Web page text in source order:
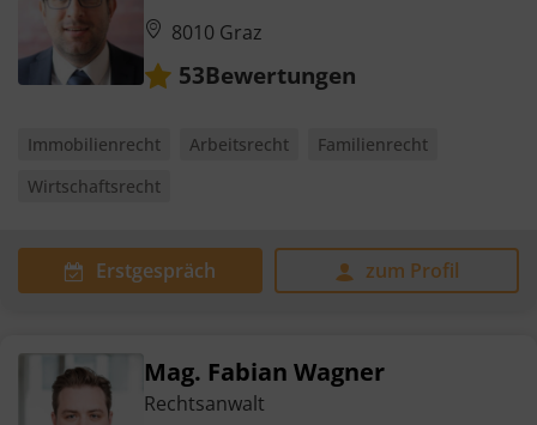
8010 Graz
53Bewertungen
Immobilienrecht Arbeitsrecht
Familienrecht
Wirtschaftsrecht
Erstgespräch zum Profil
Mag. Fabian Wagner
Rechtsanwalt